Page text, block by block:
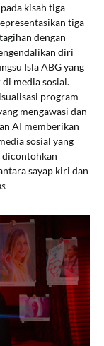
kisah tiga
tiga
dengan
diri
Isla ABG yang
media sosial.
program
mengawasi dan
AI memberikan
sosial yang
dicontohkan
sayap kiri dan